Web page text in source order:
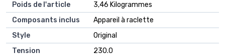
Poids de l'article
3,46 Kilogrammes
Composants inclus
Appareil à raclette
Style
Original
Tension
230.0